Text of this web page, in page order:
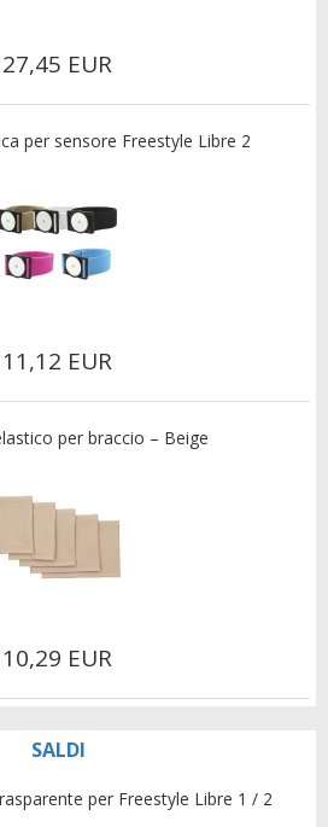
27,45 EUR
per sensore Freestyle Libre 2
11,12 EUR
per braccio – Beige
10,29 EUR
SALDI
per Freestyle Libre 1 / 2